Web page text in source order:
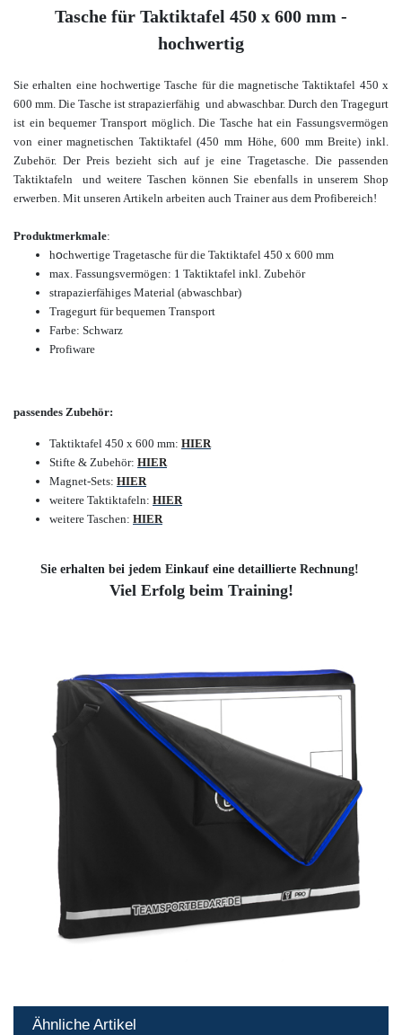
Tasche für Taktiktafel 450 x 600 mm -
hochwertig
Sie erhalten eine hochwertige Tasche für die magnetische Taktiktafel 450 x
600 mm. Die Tasche ist strapazierfähig und abwaschbar. Durch den Tragegurt
ist ein bequemer Transport möglich. Die Tasche hat ein Fassungsvermögen
von einer magnetischen Taktiktafel (450 mm Höhe, 600 mm Breite) inkl.
Zubehör. Der Preis bezieht sich auf je eine Tragetasche. Die passenden
Taktiktafeln
und weitere Taschen können Sie ebenfalls in unserem Shop
erwerben. Mit unseren Artikeln arbeiten auch Trainer aus dem Profibereich!
Produktmerkmale:
hochwertige Tragetasche für die Taktiktafel 450 x 600 mm
max. Fassungsvermögen: 1 Taktiktafel inkl. Zubehör
strapazierfähiges Material (abwaschbar)
Tragegurt für bequemen Transport
Farbe: Schwarz
Profiware
passendes Zubehör:
Taktiktafel 450 x 600 mm: HIER
Stifte & Zubehör: HIER
Magnet-Sets: HIER
weitere Taktiktafeln: HIER
weitere Taschen: HIER
Sie erhalten bei jedem Einkauf eine detaillierte Rechnung!
Viel Erfolg beim Training!
Ähnliche Artikel